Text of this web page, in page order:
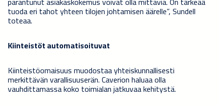
tuoda eri tahot yhteen tilojen johtamisen äärelle”, Sundell
toteaa.
Kiinteistöt automatisoituvat
Kiinteistöomaisuus muodostaa yhteiskunnallisesti
merkittävän varallisuuserän. Caverion haluaa olla
vauhdittamassa koko toimialan jatkuvaa kehitystä.